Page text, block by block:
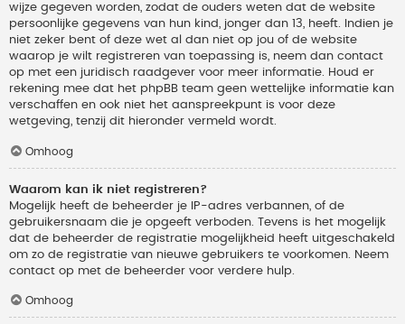
wijze gegeven worden, zodat de ouders weten dat de website
persoonlijke gegevens van hun kind, jonger dan 13, heeft. Indien je
niet zeker bent of deze wet al dan niet op jou of de website
waarop je wilt registreren van toepassing is, neem dan contact
op met een juridisch raadgever voor meer informatie. Houd er
rekening mee dat het phpBB team geen wettelijke informatie kan
verschaffen en ook niet het aanspreekpunt is voor deze
wetgeving, tenzij dit hieronder vermeld wordt.
Omhoog
Waarom kan ik niet registreren?
Mogelijk heeft de beheerder je IP-adres verbannen, of de
gebruikersnaam die je opgeeft verboden. Tevens is het mogelijk
dat de beheerder de registratie mogelijkheid heeft uitgeschakeld
om zo de registratie van nieuwe gebruikers te voorkomen. Neem
contact op met de beheerder voor verdere hulp.
Omhoog